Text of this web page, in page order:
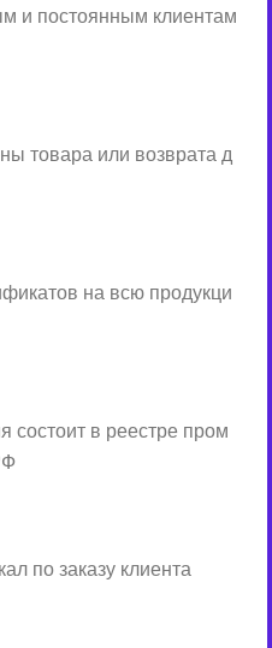
и постоянным клиентам
товара или возврата д
на всю продукци
состоит в реестре пром
по заказу клиента